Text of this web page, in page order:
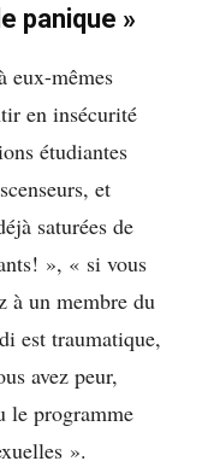
panique »
eux-mêmes
en insécurité
étudiantes
et
saturées de
», « si vous
à un membre du
est traumatique,
avez peur,
le programme
».